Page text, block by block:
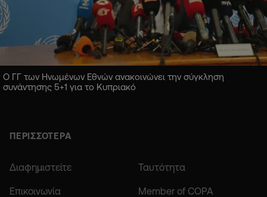
Ο ΓΓ των Ηνωμένων Εθνών ανακοινώνει την σύγκληση
συνάντησης 5+1 για το Κυπριακό
ΠΕΡΙΣΣΟΤΕΡΑ
Διαφημιστείτε Ταυτότητα
Επικοινωνία Member of COPA